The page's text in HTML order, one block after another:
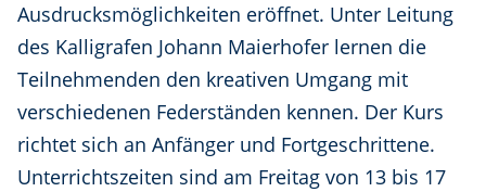
Ausdrucksmöglichkeiten eröffnet. Unter Leitung
des Kalligrafen Johann Maierhofer lernen die
Teilnehmenden den kreativen Umgang mit
verschiedenen Federständen kennen. Der Kurs
richtet sich an Anfänger und Fortgeschrittene.
Unterrichtszeiten sind am Freitag von 13 bis 17